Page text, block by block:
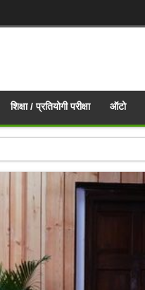
शिक्षा / प्रतियोगी परीक्षा ऑटो